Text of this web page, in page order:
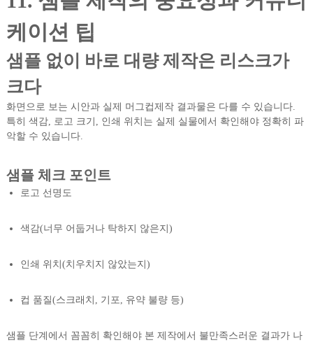
케이션 팁
샘플 없이 바로 대량 제작은 리스크가
크다
화면으로 보는 시안과 실제 머그컵제작 결과물은 다를 수 있습니다.
특히 색감, 로고 크기, 인쇄 위치는 실제 실물에서 확인해야 정확히 파
악할 수 있습니다.
샘플 체크 포인트
로고 선명도
색감(너무 어둡거나 탁하지 않은지)
인쇄 위치(치우치지 않았는지)
컵 품질(스크래치, 기포, 유약 불량 등)
샘플 단계에서 꼼꼼히 확인해야 본 제작에서 불만족스러운 결과가 나